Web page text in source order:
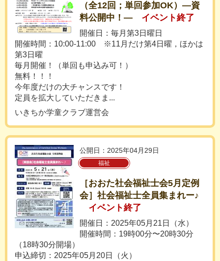
（全12回；単回参加OK）―資
料公開中！―
イベント終了
開催日：毎月第3日曜日
開催時間：10:00-11:00 ※11月だけ第4日曜，ほかは
第3日曜
毎月開催！（単回も申込み可！）
無料！！！
今年度だけの大チャンスです！
定員を拡大していただきま...
いきちか学童クラブ運営会
公開日：2025年04月29日
福祉
［おおた社会福祉士会5月定例
会］社会福祉士全員集まれー♪
イベント終了
開催日：2025年05月21日（水）
開催時間：19時00分〜20時30分
（18時30分開場）
申込締切：2025年05月20日（火）